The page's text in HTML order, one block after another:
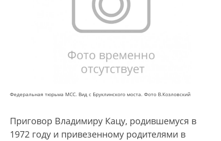
Федеральная тюрьма МСС. Вид с Бруклинского моста. Фото В.Козловский
Приговор Владимиру Кацу, родившемуся в
1972 году и привезенному родителями в